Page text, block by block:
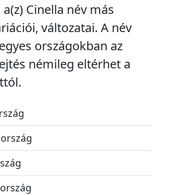
Cinella név más
változatai. A név
országokban az
némileg eltérhet a